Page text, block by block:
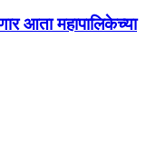
आता महापालिकेच्या